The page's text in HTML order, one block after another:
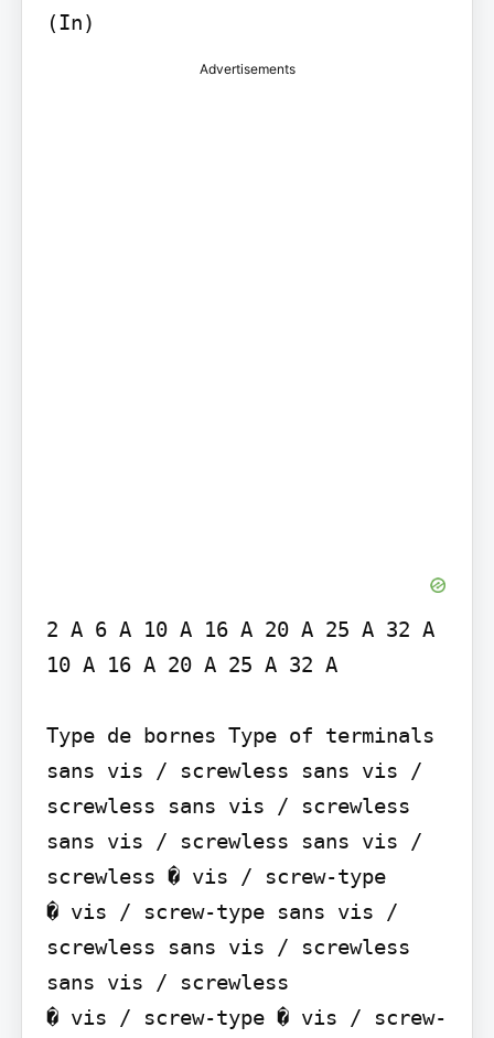
(In)
Advertisements
2 A 6 A 10 A 16 A 20 A 25 A 32 A
10 A 16 A 20 A 25 A 32 A
Type de bornes Type of terminals
sans vis / screwless sans vis /
screwless sans vis / screwless
sans vis / screwless sans vis /
screwless � vis / screw-type
� vis / screw-type sans vis /
screwless sans vis / screwless
sans vis / screwless
� vis / screw-type � vis / screw-